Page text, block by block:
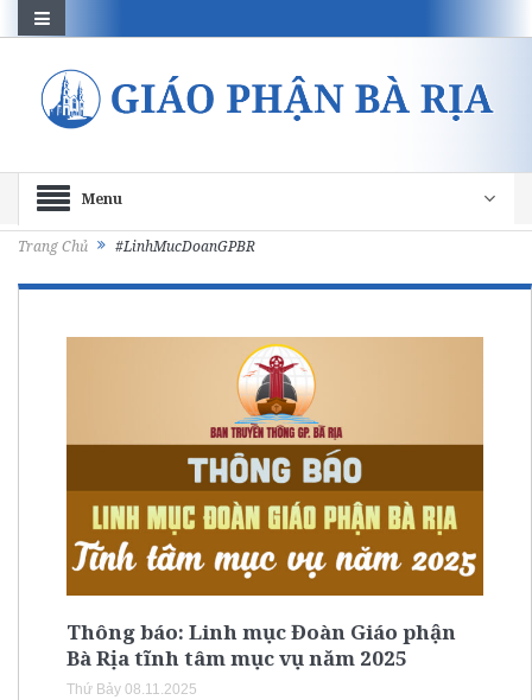
Menu
Trang Chủ #LinhMucDoanGPBR
Thông báo: Linh mục Đoàn Giáo phận
Bà Rịa tĩnh tâm mục vụ năm 2025
Thứ Bảy 08.11.2025